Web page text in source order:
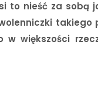
to nieść za sobą
takiego
w większości